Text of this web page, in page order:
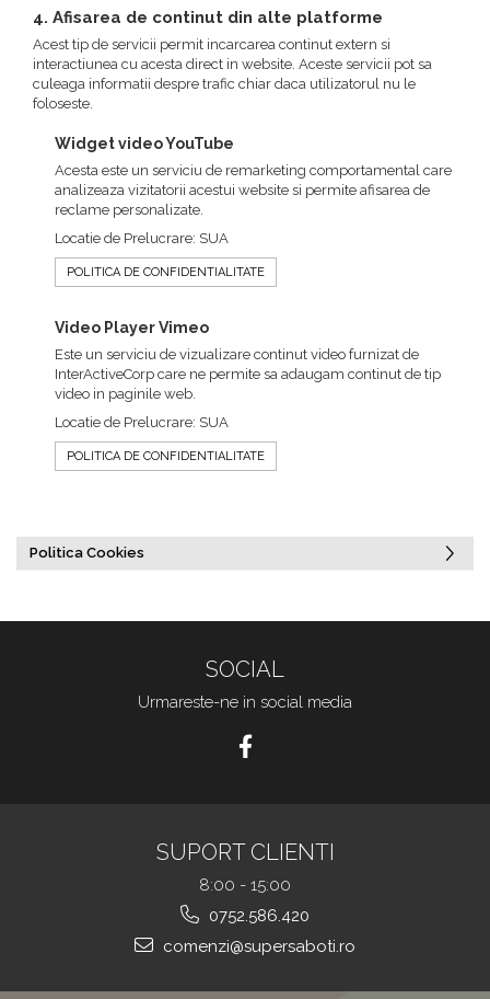
4. Afisarea de continut din alte platforme
Acest tip de servicii permit incarcarea continut extern si
interactiunea cu acesta direct in website. Aceste servicii pot sa
culeaga informatii despre trafic chiar daca utilizatorul nu le
foloseste.
Widget video YouTube
Acesta este un serviciu de remarketing comportamental care
analizeaza vizitatorii acestui website si permite afisarea de
reclame personalizate.
Locatie de Prelucrare: SUA
POLITICA DE CONFIDENTIALITATE
Video Player Vimeo
Este un serviciu de vizualizare continut video furnizat de
InterActiveCorp care ne permite sa adaugam continut de tip
video in paginile web.
Locatie de Prelucrare: SUA
POLITICA DE CONFIDENTIALITATE
Politica Cookies
SOCIAL
Urmareste-ne in social media
SUPORT CLIENTI
8:00 - 15:00
0752.586.420
comenzi@supersaboti.ro